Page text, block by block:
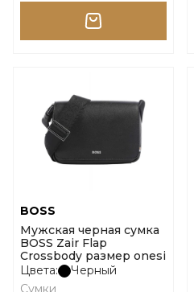
BOSS
Мужская черная сумка
BOSS Zair Flap
Crossbody размер onesi
Цвета:
Черный
Сумки